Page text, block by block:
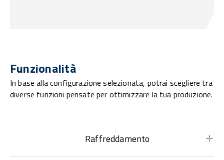
Funzionalità
In base alla configurazione selezionata, potrai scegliere tra
diverse funzioni pensate per ottimizzare la tua produzione.
Raffreddamento